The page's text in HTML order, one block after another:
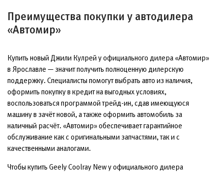
Преимущества покупки у автодилера
«Автомир»
Купить новый Джили Кулрей у официального дилера «Автомир»
в Ярославле — значит получить полноценную дилерскую
поддержку. Специалисты помогут выбрать авто из наличия,
оформить покупку в кредит на выгодных условиях,
воспользоваться программой трейд-ин, сдав имеющуюся
машину в зачёт новой, а также оформить автомобиль за
наличный расчёт. «Автомир» обеспечивает гарантийное
обслуживание как с оригинальными запчастями, так и с
качественными аналогами.
Чтобы купить Geely Coolray New у официального дилера